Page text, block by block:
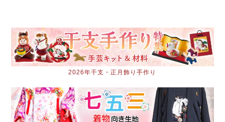
2026年干支・正月飾り手作り